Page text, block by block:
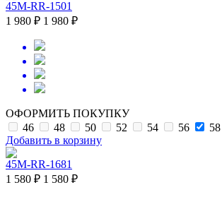
45M-RR-1501
1 980 ₽ 1 980 ₽
ОФОРМИТЬ ПОКУПКУ
46
48 50 52 54 56 58
Добавить в корзину
45M-RR-1681
1 580 ₽ 1 580 ₽